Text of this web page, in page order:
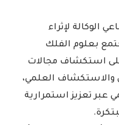
الوكالة لإثراء
بعلوم الفلك
على استكشاف مجالات
والاستكشاف العلمي،
عبر تعزيز استمرارية